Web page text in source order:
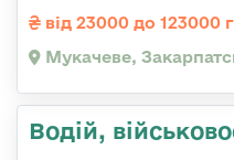
від 23000 до 123000
Мукачеве,
Водій,